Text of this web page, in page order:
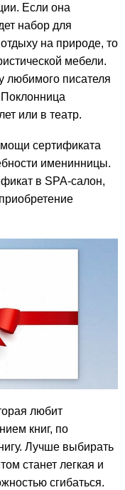
Если она
набор для
на природе, то
мебели.
любимого писателя
или в театр.
сертификата
именинницы.
в SPA-салон,
любит
книг, по
Лучше выбирать
станет легкая и
сгибаться.